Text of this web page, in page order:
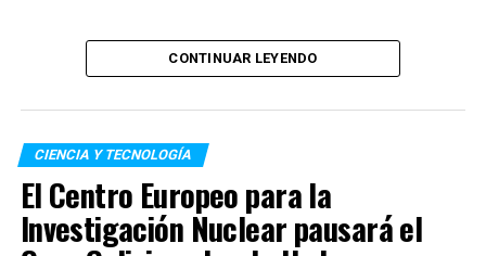
protección de lasvacunasactuales.
TEMAS RELACIONADOS: ACTUALIDAD
SIGUENTE
Marruecos y la lucha contra el terrorismo internacional
ANTERIOR
“A un mes de los
terremotos que afectaron
al país, honramos la
memoria de las víctimas.
Nuestro eterno
agradecimiento a
CONTINUAR LEYENDO
CIENCIA Y TECNOLOGÍA
El Centro Europeo para la
Investigación Nuclear pausará el